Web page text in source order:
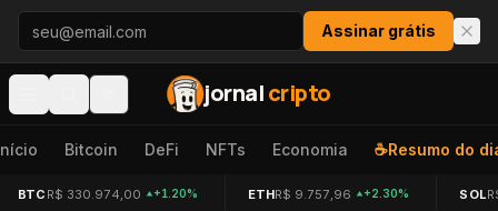
Pular para o conteúdo
Assinar grátis
jornalcripto
Bitcoin DeFi NFTs Economia ☕Resumo do
BTC R$ 330.974,00 +1.20% ETHR$ 9.757,96 +2.30% SOL